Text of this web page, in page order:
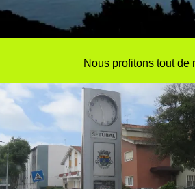
Nous profitons tout de